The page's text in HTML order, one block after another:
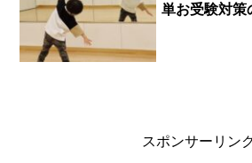
単お受験対策
スポンサーリン